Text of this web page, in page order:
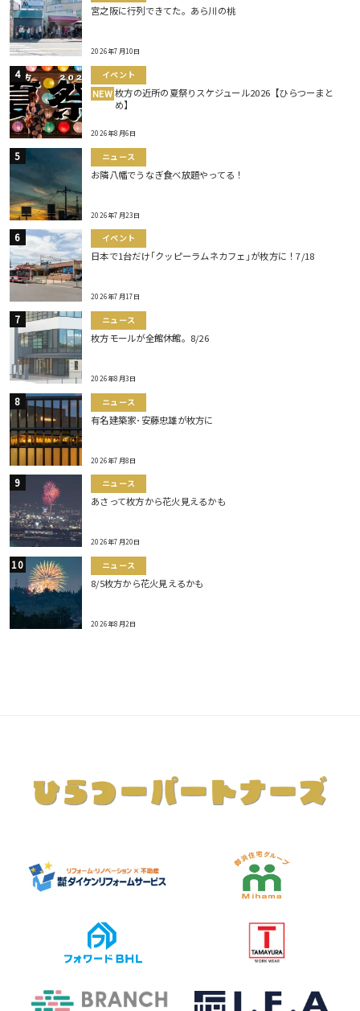
宮之阪に行列できてた。あら川の桃
2026年7月10日
イベント
NEW 枚方の近所の夏祭りスケジュール2026【ひらつーまと
め】
2026年8月6日
ニュース
お隣八幡でうなぎ食べ放題やってる！
2026年7月23日
イベント
日本で1台だけ｢クッピーラムネカフェ｣が枚方に！7/18
2026年7月17日
ニュース
枚方モールが全館休館。8/26
2026年8月3日
ニュース
有名建築家･安藤忠雄が枚方に
2026年7月8日
ニュース
あさって枚方から花火見えるかも
2026年7月20日
ニュース
8/5枚方から花火見えるかも
2026年8月2日